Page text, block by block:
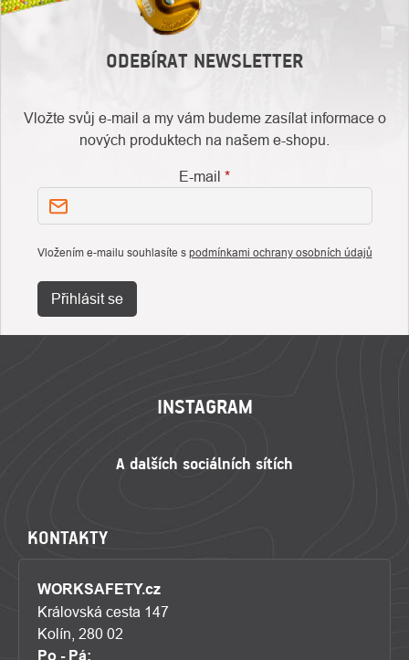
ODEBÍRAT NEWSLETTER
Vložte svůj e-mail a my vám budeme zasílat informace o
nových produktech na našem e-shopu.
E-mail
Vložením e-mailu souhlasíte s podmínkami ochrany osobních údajů
Přihlásit se
INSTAGRAM
KONTAKTY
WORKSAFETY.cz
Královská cesta 147
Kolín, 280 02
Po - Pá: